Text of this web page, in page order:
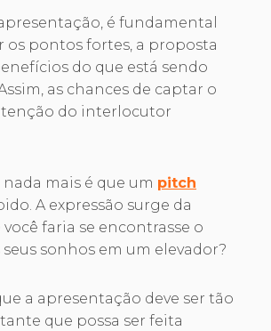
é fundamental
os pontos fortes, a proposta
do que está sendo
as chances de captar o
do interlocutor
mais é que um pitch
A expressão surge da
você faria se encontrasse o
sonhos em um elevador?
a apresentação deve ser tão
que possa ser feita